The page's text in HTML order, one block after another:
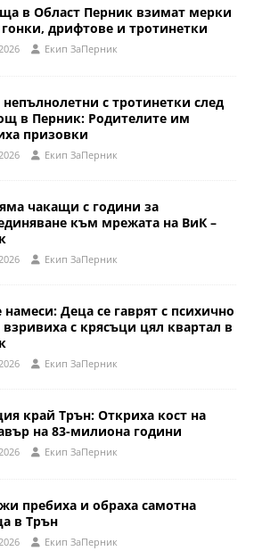
в Област Перник взимат мерки
дрифтове и тротинетки
Eкип ЗаПерник
с тротинетки след
в Перник: Родителите им
призовки
Eкип ЗаПерник
чакащи с години за
към мрежата на ВиК –
Eкип ЗаПерник
намеси: Деца се гаврят с психично
с крясъци цял квартал в
Eкип ЗаПерник
край Трън: Откриха кост на
на 83-милиона години
Eкип ЗаПерник
пребиха и обраха самотна
в Трън
Eкип ЗаПерник